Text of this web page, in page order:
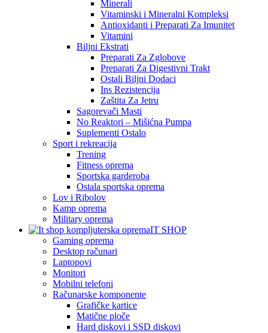
Minerali
Vitaminski i Mineralni Kompleksi
Antioxidanti i Preparati Za Imunitet
Vitamini
Biljni Ekstrati
Preparati Za Zglobove
Preparati Za Digestivni Trakt
Ostali Biljni Dodaci
Ins Rezistencija
Zaštita Za Jetru
Sagorevači Masti
No Reaktori – Mišićna Pumpa
Suplementi Ostalo
Sport i rekreacija
Trening
Fitness oprema
Sportska garderoba
Ostala sportska oprema
Lov i Ribolov
Kamp oprema
Military oprema
IT SHOP
Gaming oprema
Desktop računari
Laptopovi
Monitori
Mobilni telefoni
Računarske komponente
Grafičke kartice
Matične ploče
Hard diskovi i SSD diskovi